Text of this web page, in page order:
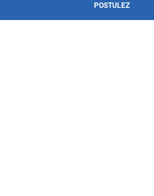
POSTULEZ